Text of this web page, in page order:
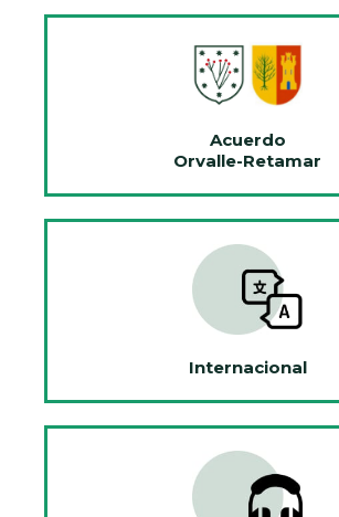
Acuerdo
Orvalle-Retamar
Internacional